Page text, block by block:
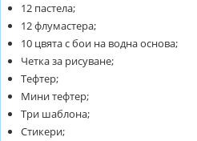
12 пастела;
12 флумастера;
10 цвята с бои на водна основа;
Четка за рисуване;
Тефтер;
Мини тефтер;
Три шаблона;
Стикери;